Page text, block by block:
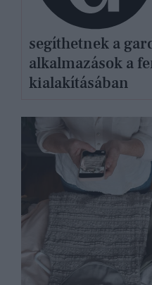
segíthetnek a
alkalmazások a
kialakításában